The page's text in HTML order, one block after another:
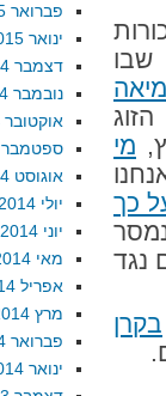
שבו
מי
כך
נגד
בקרן
פברואר 2015
ינואר 2015
דצמבר 2014
נובמבר 2014
אוקטובר 2014
ספטמבר 2014
אוגוסט 2014
יולי 2014
יוני 2014
מאי 2014
אפריל 2014
מרץ 2014
פברואר 2014
ינואר 2014